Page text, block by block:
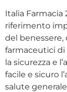
Italia
riferimento
del
farmaceutici di
la sicurezza e
facile e sicuro
salute